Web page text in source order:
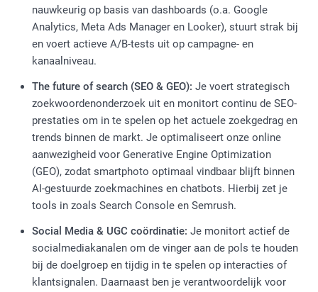
nauwkeurig op basis van dashboards (o.a. Google
Analytics, Meta Ads Manager en Looker), stuurt strak bij
en voert actieve A/B-tests uit op campagne- en
kanaalniveau.
The future of search (SEO & GEO): Je voert strategisch
zoekwoordenonderzoek uit en monitort continu de SEO-
prestaties om in te spelen op het actuele zoekgedrag en
trends binnen de markt. Je optimaliseert onze online
aanwezigheid voor Generative Engine Optimization
(GEO), zodat smartphoto optimaal vindbaar blijft binnen
AI-gestuurde zoekmachines en chatbots. Hierbij zet je
tools in zoals Search Console en Semrush.
Social Media & UGC coördinatie: Je monitort actief de
socialmediakanalen om de vinger aan de pols te houden
bij de doelgroep en tijdig in te spelen op interacties of
klantsignalen. Daarnaast ben je verantwoordelijk voor